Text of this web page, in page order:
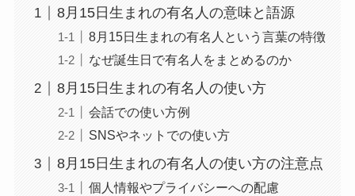
8月15日生まれの有名人の意味と語源
8月15日生まれの有名人という言葉の特徴
なぜ誕生日で有名人をまとめるのか
8月15日生まれの有名人の使い方
会話での使い方例
SNSやネットでの使い方
8月15日生まれの有名人の使い方の注意点
個人情報やプライバシーへの配慮